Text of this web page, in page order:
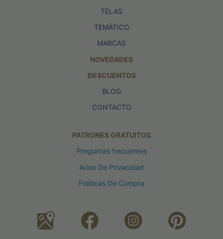
TELAS
TEMÁTICO
MARCAS
NOVEDADES
DESCUENTOS
BLOG
CONTACTO
PATRONES GRATUITOS
Preguntas frecuentes
Aviso De Privacidad
Políticas De Compra